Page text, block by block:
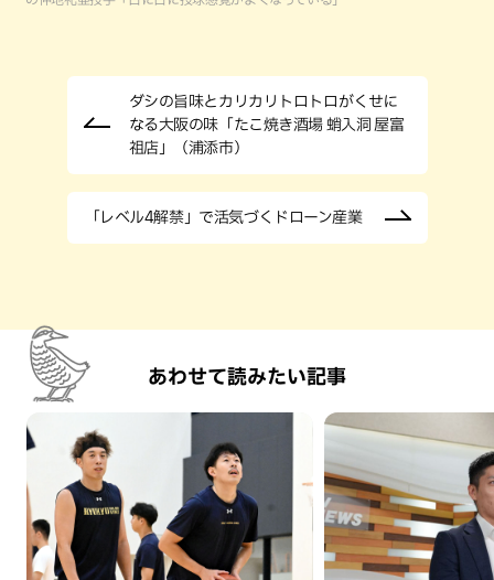
ダシの旨味とカリカリトロトロがくせに
なる大阪の味「たこ焼き酒場 蛸入洞 屋富
祖店」（浦添市）
「レベル4解禁」で活気づくドローン産業
あわせて読みたい記事